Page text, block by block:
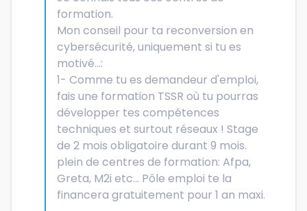
formation.
Mon conseil pour ta reconversion en
cybersécurité, uniquement si tu es
motivé...:
1- Comme tu es demandeur d'emploi,
fais une formation TSSR où tu pourras
développer tes compétences
techniques et surtout réseaux ! Stage
de 2 mois obligatoire durant 9 mois.
plein de centres de formation: Afpa,
Greta, M2i etc... Pôle emploi te la
financera gratuitement pour 1 an maxi.